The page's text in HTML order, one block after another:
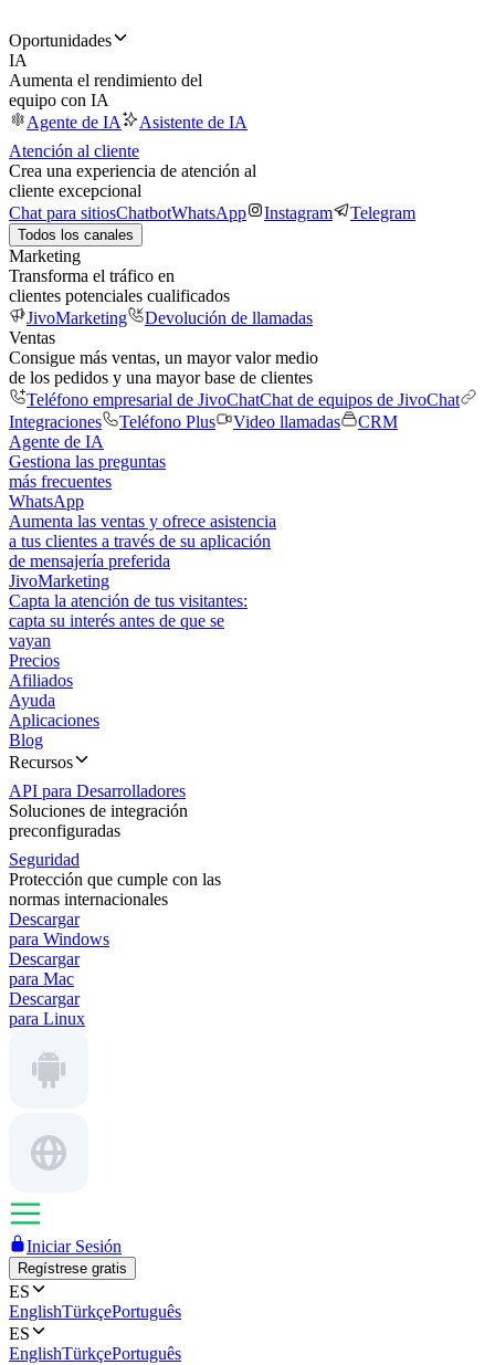
Oportunidades
IA
Aumenta el rendimiento del
equipo con IA
Agente de IA
Asistente de IA
Atención al cliente
Crea una experiencia de atención al
cliente excepcional
Chat para sitiosChatbotWhatsApp Instagram Telegram
Todos los canales
Marketing
Transforma el tráfico en
clientes potenciales cualificados
JivoMarketing
Devolución de llamadas
Ventas
Consigue más ventas, un mayor valor medio
de los pedidos y una mayor base de clientes
Teléfono empresarial de JivoChatChat de equipos de JivoChat
Integraciones
Teléfono Plus Video llamadas
CRM
Agente de IA
Gestiona las preguntas
más frecuentes
WhatsApp
Aumenta las ventas y ofrece asistencia
a tus clientes a través de su aplicación
de mensajería preferida
JivoMarketing
Capta la atención de tus visitantes:
capta su interés antes de que se
vayan
Precios
Afiliados
Ayuda
Aplicaciones
Blog
Recursos
API para Desarrolladores
Soluciones de integración
preconfiguradas
Seguridad
Protección que cumple con las
normas internacionales
Descargar
para Windows
Descargar
para Mac
Descargar
para Linux
Iniciar Sesión
Regístrese gratis
ES
EnglishTürkçePortuguês
ES
EnglishTürkçePortuguês